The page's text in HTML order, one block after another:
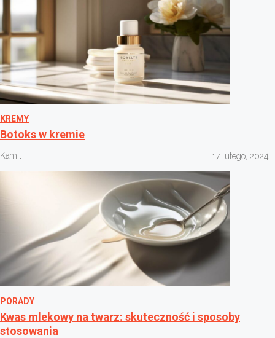
KREMY
Botoks w kremie
Kamil 17 lutego, 2024
PORADY
Kwas mlekowy na twarz: skuteczność i sposoby
stosowania